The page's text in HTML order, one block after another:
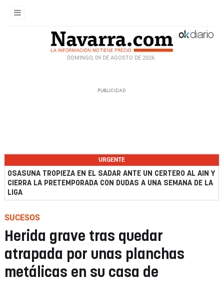
DOMINGO, 09 DE AGOSTO DE 2026
URGENTE
OSASUNA TROPIEZA EN EL SADAR ANTE UN CERTERO AL AIN Y
CIERRA LA PRETEMPORADA CON DUDAS A UNA SEMANA DE LA
LIGA
SUCESOS
Herida grave tras quedar
atrapada por unas planchas
metálicas en su casa de